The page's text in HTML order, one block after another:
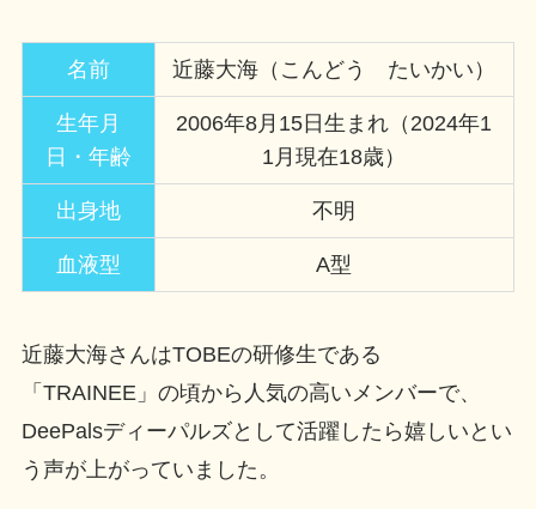
名前 近藤大海（こんどう たいかい）
生年月
日・年齢
2006年8月15日生まれ（2024年1
1月現在18歳）
出身地 不明
血液型 A型
近藤大海さんはTOBEの研修生である
「TRAINEE」の頃から人気の高いメンバーで、
DeePalsディーパルズとして活躍したら嬉しいとい
う声が上がっていました。